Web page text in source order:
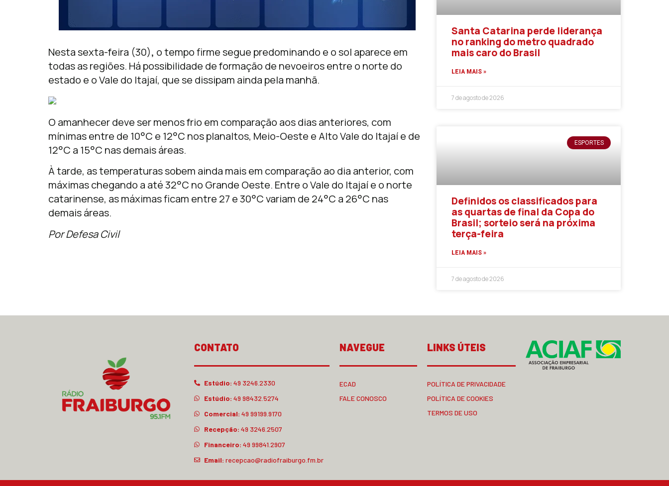
Nesta sexta-feira (30), o tempo firme segue predominando e o sol aparece em
todas as regiões. Há possibilidade de formação de nevoeiros entre o norte do
estado e o Vale do Itajaí, que se dissipam ainda pela manhã.
O amanhecer deve ser menos frio em comparação aos dias anteriores, com
mínimas entre de 10°C e 12°C nos planaltos, Meio-Oeste e Alto Vale do Itajaí e de
12°C a 15°C nas demais áreas.
À tarde, as temperaturas sobem ainda mais em comparação ao dia anterior, com
máximas chegando a até 32°C no Grande Oeste. Entre o Vale do Itajaí e o norte
catarinense, as máximas ficam entre 27 e 30°C variam de 24°C a 26°C nas
demais áreas.
Por Defesa Civil
Santa Catarina perde liderança
no ranking do metro quadrado
mais caro do Brasil
LEIA MAIS »
7 de agosto de 2026
ESPORTES
Definidos os classificados para
as quartas de final da Copa do
Brasil; sorteio será na próxima
terça-feira
LEIA MAIS »
7 de agosto de 2026
CONTATO
Estúdio: 49 3246.2330
Estúdio: 49 98432.5274
Comercial: 49 99199.9170
Recepção: 49 3246.2507
Financeiro: 49 99841.2907
Email: recepcao@radiofraiburgo.fm.br
NAVEGUE
ECAD
FALE CONOSCO
LINKS ÚTEIS
POLÍTICA DE PRIVACIDADE
POLÍTICA DE COOKIES
TERMOS DE USO